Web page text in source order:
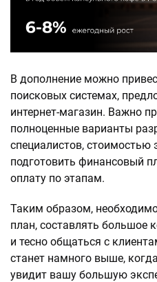
В дополнение можно
поисковых системах,
интернет-магазин. Важно
полноценные варианты
специалистов, стоимостью
подготовить финансовый
оплату по этапам.
Таким образом,
план, составлять большое
и тесно общаться с
станет намного выше,
увидит вашу большую